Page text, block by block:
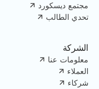
مجتمع ديسكورد
تحدي الطالب
الشركة
معلومات عنا
العملاء
شركاء